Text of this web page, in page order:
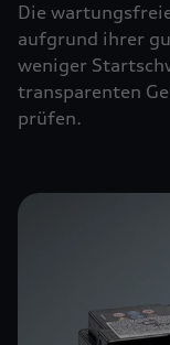
Die
aufgrund ihrer
weniger
transparenten
prüfen.